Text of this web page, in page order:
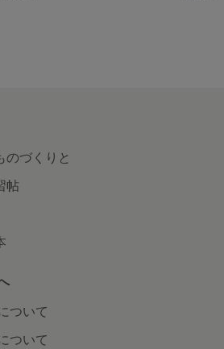
のづくりと
帖
ついて
ついて